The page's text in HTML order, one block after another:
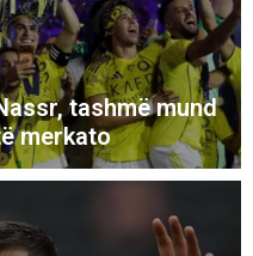
tashmë mund
merkato